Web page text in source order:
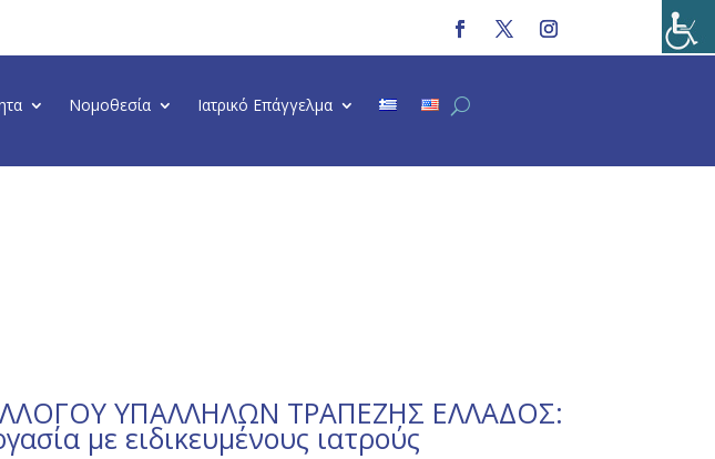
Νομοθεσία Ιατρικό Επάγγελμα
ΥΠΑΛΛΗΛΩΝ ΤΡΑΠΕΖΗΣ ΕΛΛΑΔΟΣ:
με ειδικευμένους ιατρούς